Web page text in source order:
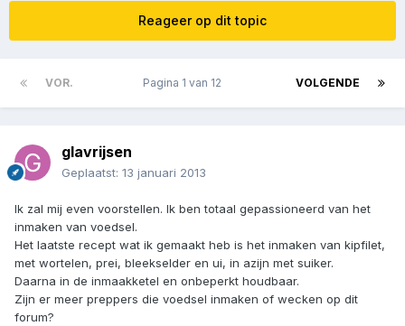
Reageer op dit topic
VOR. VOLGENDE
Pagina 1 van 12
glavrijsen
Geplaatst: 13 januari 2013
Ik zal mij even voorstellen. Ik ben totaal gepassioneerd van het
inmaken van voedsel.
Het laatste recept wat ik gemaakt heb is het inmaken van kipfilet,
met wortelen, prei, bleekselder en ui, in azijn met suiker.
Daarna in de inmaakketel en onbeperkt houdbaar.
Zijn er meer preppers die voedsel inmaken of wecken op dit
forum?